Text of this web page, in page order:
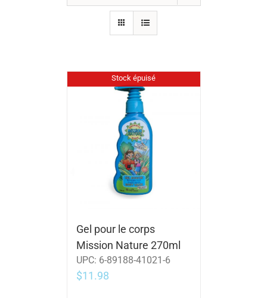
Stock épuisé
Gel pour le corps
Mission Nature 270ml
UPC: 6-89188-41021-6
$11.98